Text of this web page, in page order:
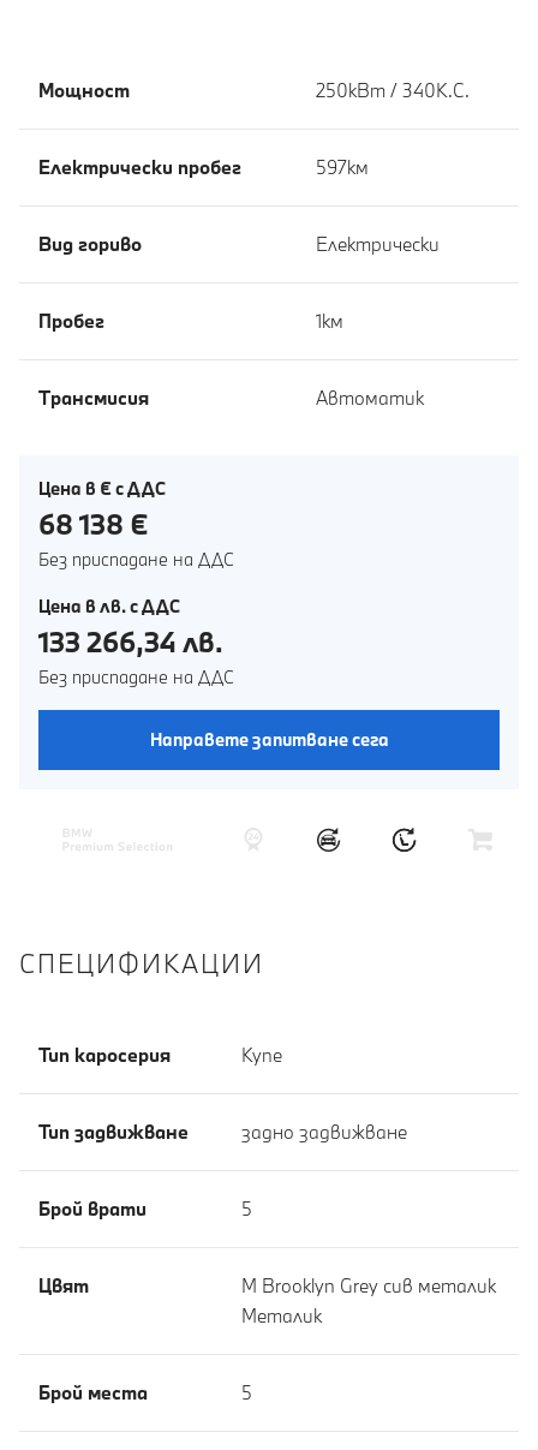
Мощност 250кВт / 340К.С.
Eлектрически пробег 597км
Вид гориво Електрически
Пробег 1км
Tрансмисия Автоматик
Цена в € с ДДС
68 138 €
Без приспадане на ДДС
Цена в лв. с ДДС
133 266,34 лв.
Без приспадане на ДДС
Направете запитване сега
СПЕЦИФИКАЦИИ
Тип каросерия Купе
Тип задвижване задно задвижване
Брой врати 5
Цвят
M Brooklyn Grey сив металик
Meталик
Брой места 5